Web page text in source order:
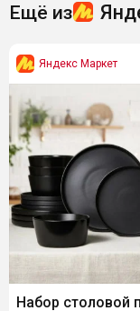
Ещё из
Яндекс Маркет
Набор столовой